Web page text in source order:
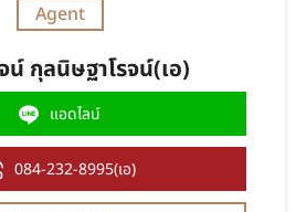
Agent
กุลนิษฐาโรจน์(เอ)
แอดไลน์
084-232-8995(เอ)